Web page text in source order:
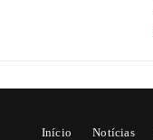
Início Notícias